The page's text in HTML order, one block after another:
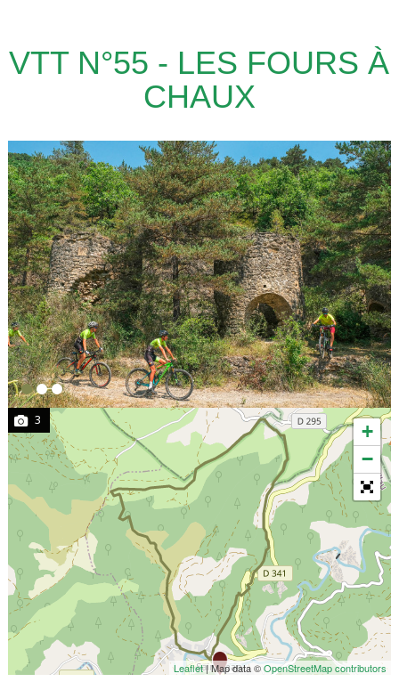
VTT N°55 - LES FOURS À
CHAUX
3
+
−
Leaflet| Map data ©OpenStreetMap contributors